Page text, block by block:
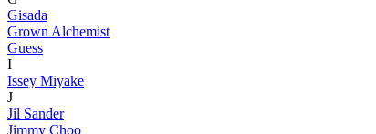
Gisada
Grown Alchemist
Guess
I
Issey Miyake
J
Jil Sander
Jimmy Choo